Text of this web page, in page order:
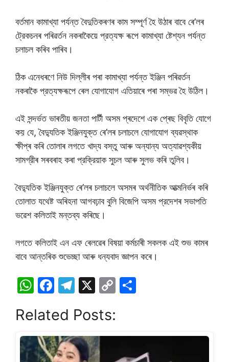
বর্তমান কামাখ্যা পর্যন্ত বৈদুতিকৰণৰ কাম সম্পূর্ণ হৈ উঠাৰ বাবে ৰে’লৰ
ট্রেকচনৰ পৰিৱৰ্তন নকৰাকৈয়ে প্রত্যক্ষ ৰূপে কামাখ্যা ষ্টেশ্যন পর্যন্ত
চলাচল কৰিব পাৰিব।
ঠিক এনেধৰণে নিউ দিল্লীৰ পৰা কামাখ্যা পর্যন্ত ইঞ্জিন পৰিৱৰ্তন
নকৰাকৈ প্রত্যক্ষৰূপে ৰেল যােগাযােগ এতিয়াৰে পৰা সম্ভৱ হৈ উঠিল।
এই সন্দৰ্ভত ভাৰতীয় জনতা পাৰ্টী অসম প্ৰদেশে এক প্ৰেছ বিবৃতি যোগে
কয় যে, বৈদ্যুতিক ইঞ্জিনযুক্ত ৰে’লৰ চলাচলে যােগাযােগ ব্যৱস্থাক
ক্ষীপ্ৰ কৰি তােলাৰ লগতে খাদ্য বস্তু আৰু অন্যান্য অত্যাৱশ্যকীয়
সামগ্রীৰ সৰবৰাহ কৰা প্রক্রিয়াক সুচল আৰু সুলভ কৰি তুলিব।
বৈদ্যুতিক ইঞ্জিনযুক্ত ৰে’লৰ চলাচলে অসমৰ অর্থনীতিক আত্মনিৰ্ভৰ কৰি
তােলাত যথেষ্ট অৰিহনা আগবঢ়াব বুলি বিজেপি অসম প্রদেশৰ সভাপতি
ভৱেশ কলিতাই মন্তব্য কৰিছে।
লগতে কলিতাই এন এফ ৰেলৱেৰ বিষয়া কৰ্মচাৰী সকলক এই শুভ কামৰ
বাবে আন্তৰিক শুভেচ্ছা আৰু ধন্যবাদ জ্ঞাপন কৰে।
W
at
s
A
F
c
e
b
T
e
gr
a
X
C
y e
Related Posts: